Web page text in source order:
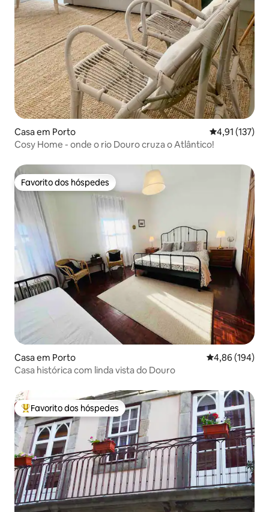
Casa em Porto Classificação
4,91 (137)
Cosy Home - onde o rio Douro cruza o Atlântico!
Favorito dos hóspedes
Favorito dos hóspedes
Casa em Porto Classificação
4,86 (194)
Casa histórica com linda vista do Douro
Favoritos dos hóspedes mais apreciados
Favorito dos hóspedes